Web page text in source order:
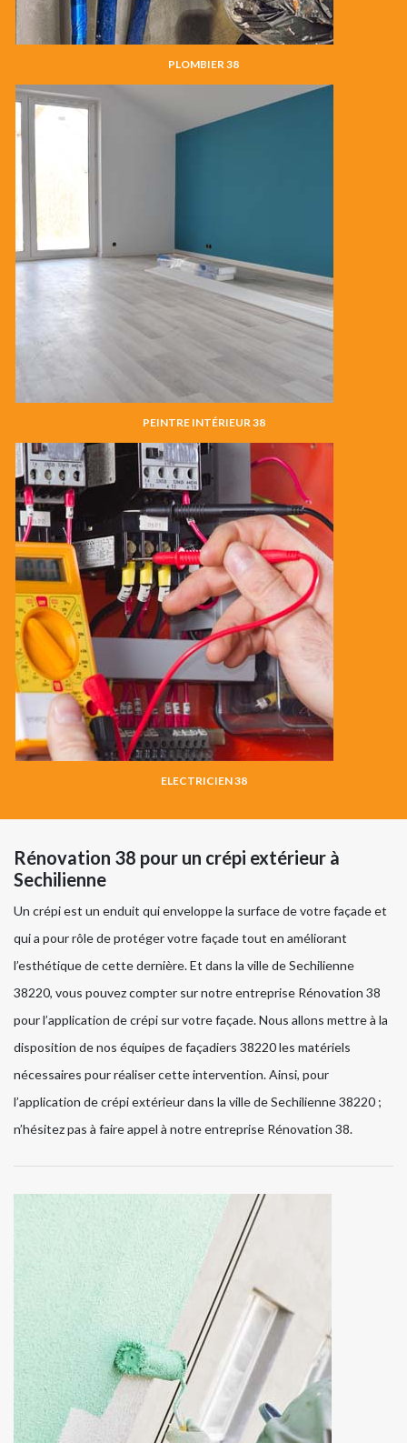
PLOMBIER 38
PEINTRE INTÉRIEUR 38
ELECTRICIEN 38
Rénovation 38 pour un crépi extérieur à
Sechilienne
Un crépi est un enduit qui enveloppe la surface de votre façade et
qui a pour rôle de protéger votre façade tout en améliorant
l’esthétique de cette dernière. Et dans la ville de Sechilienne
38220, vous pouvez compter sur notre entreprise Rénovation 38
pour l’application de crépi sur votre façade. Nous allons mettre à la
disposition de nos équipes de façadiers 38220 les matériels
nécessaires pour réaliser cette intervention. Ainsi, pour
l’application de crépi extérieur dans la ville de Sechilienne 38220 ;
n’hésitez pas à faire appel à notre entreprise Rénovation 38.